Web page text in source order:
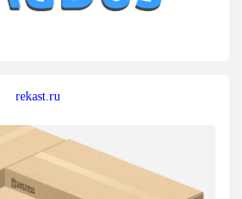
rekast.ru